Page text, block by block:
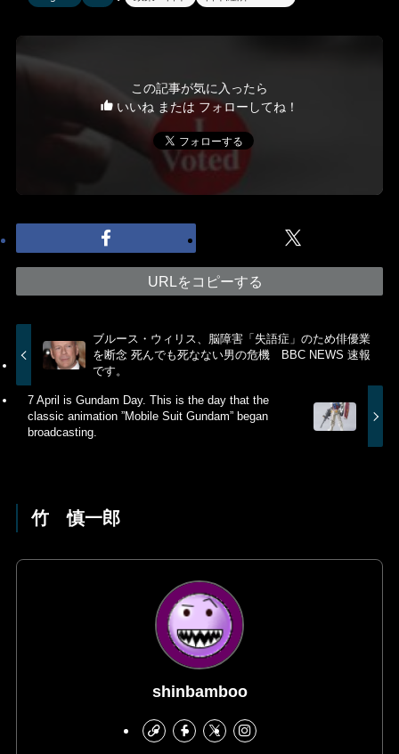
この記事が気に入ったら
いいね または フォローしてね！
URLをコピーする
ブルース・ウィリス、脳障害「失語症」のため俳優業
を断念 死んでも死なない男の危機 BBC NEWS 速報
です。
7 April is Gundam Day. This is the day that the
classic animation ”Mobile Suit Gundam” began
broadcasting.
竹 慎一郎
shinbamboo